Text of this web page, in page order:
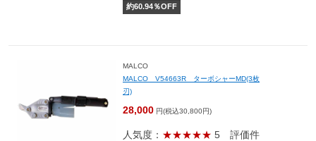
約60.94％OFF
MALCO
MALCO V54663R ターボシャーMD(3枚
刃)
28,000 円(税込30,800円)
人気度： ★★★★★ 5 評価件